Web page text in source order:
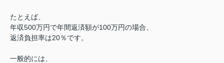
たとえば、
年収500万円で年間返済額が100万円の場合、
返済負担率は20％です。
一般的には、